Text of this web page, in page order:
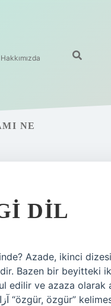
Hakkımızda
NE
DIL
Azade, ikinci
Bazen bir beyitteki
edilir ve azaza olarak